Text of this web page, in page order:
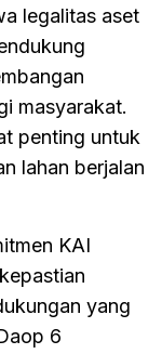
legalitas aset
masyarakat.
penting untuk
lahan berjalan
KAI
yang
6